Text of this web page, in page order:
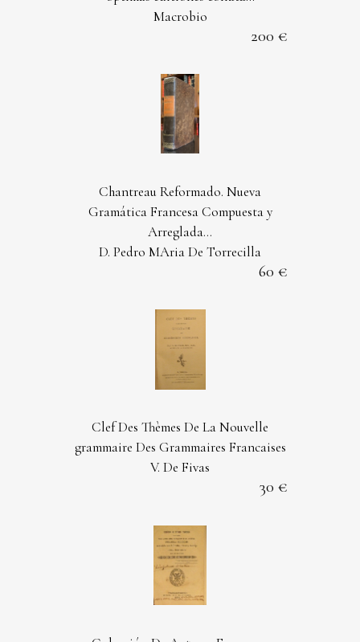
Macrobio
200
Chantreau Reformado. Nueva
Gramática Francesa Compuesta y
Arreglada...
D. Pedro MAria De Torrecilla
60
Clef Des Thèmes De La Nouvelle
grammaire Des Grammaires Francaises
V. De Fivas
30